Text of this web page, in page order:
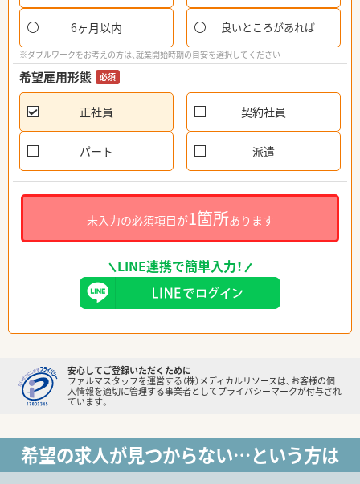
6ヶ月以内 良いところがあれば
※ダブルワークをお考えの方は、就業開始時期の目安を選択してください
希望雇用形態 必須
正社員 契約社員
パート 派遣
未入力の必須項目が1箇所あります
LINE連携で簡単入力！
安心してご登録いただくために
ファルマスタッフを運営する（株）メディカルリソースは、お客様の個
人情報を適切に管理する事業者としてプライバシーマークが付与され
ています。
希望の求人が見つからない…という方は